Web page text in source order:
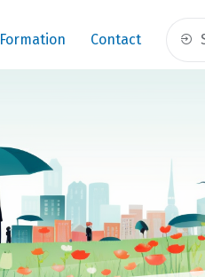
Formation Contact